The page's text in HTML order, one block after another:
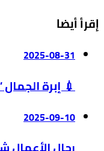
إقرأ أيضا
2025-08-31
💉 إبرة الجمال
2025-09-10